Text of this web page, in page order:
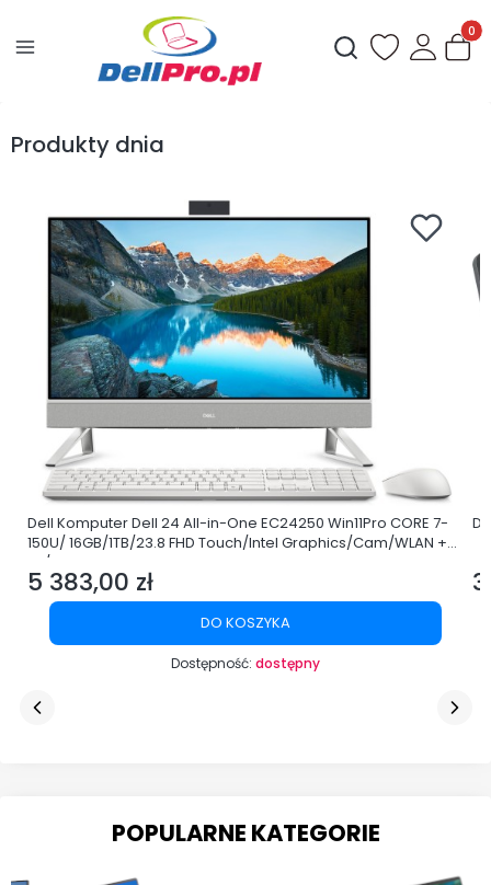
Otwórz
Produkty dnia
Dell Komputer Dell 24 All-in-One EC24250 Win11Pro CORE 7-
150U/ 16GB/1TB/23.8 FHD Touch/Intel Graphics/Cam/WLAN +
BT/3Y ProSupport
Cena
5 383,00 zł
DO KOSZYKA
Dostępność: dostępny
POPULARNE KATEGORIE